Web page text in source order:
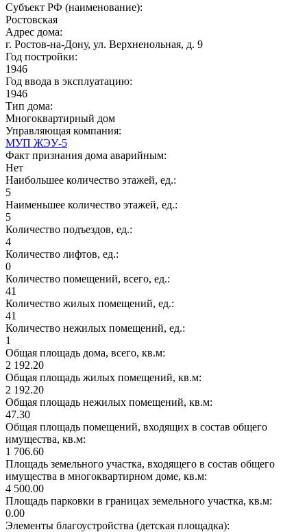
Субъект РФ (наименование):
Ростовская
Адрес дома:
г. Ростов-на-Дону, ул. Верхненольная, д. 9
Год постройки:
1946
Год ввода в эксплуатацию:
1946
Тип дома:
Многоквартирный дом
Управляющая компания:
МУП ЖЭУ-5
Факт признания дома аварийным:
Нет
Наибольшее количество этажей, ед.:
5
Наименьшее количество этажей, ед.:
5
Количество подъездов, ед.:
4
Количество лифтов, ед.:
0
Количество помещений, всего, ед.:
41
Количество жилых помещений, ед.:
41
Количество нежилых помещений, ед.:
1
Общая площадь дома, всего, кв.м:
2 192.20
Общая площадь жилых помещений, кв.м:
2 192.20
Общая площадь нежилых помещений, кв.м:
47.30
Общая площадь помещений, входящих в состав общего
имущества, кв.м:
1 706.60
Площадь земельного участка, входящего в состав общего
имущества в многоквартирном доме, кв.м:
4 500.00
Площадь парковки в границах земельного участка, кв.м:
0.00
Элементы благоустройства (детская площадка):